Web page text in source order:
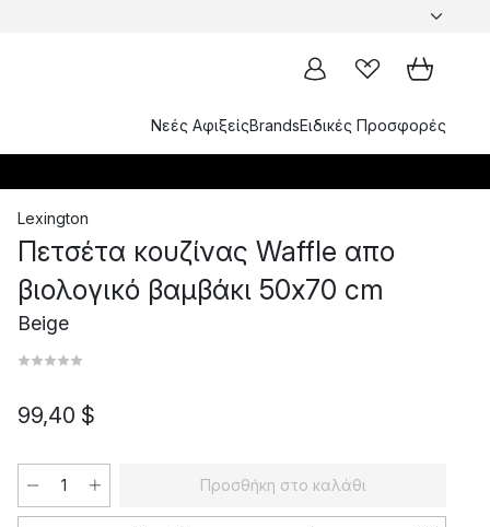
Νεές ΑφιξείςBrandsΕιδικές Προσφορές
Lexington
Πετσέτα κουζίνας Waffle απο
βιολογικό βαμβάκι 50x70 cm
Beige
99,40 $
Προσθήκη στο καλάθι